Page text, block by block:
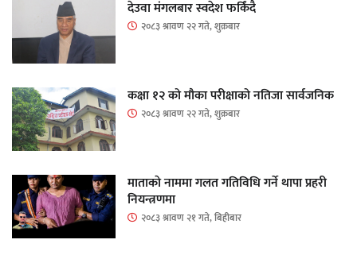
देउवा मंगलबार स्वदेश फर्किंदै
२०८३ श्रावण २२ गते, शुक्रबार
कक्षा १२ को मौका परीक्षाको नतिजा सार्वजनिक
२०८३ श्रावण २२ गते, शुक्रबार
माताकाे नाममा गलत गतिविधि गर्ने थापा प्रहरी
नियन्त्रणमा
२०८३ श्रावण २१ गते, बिहीबार